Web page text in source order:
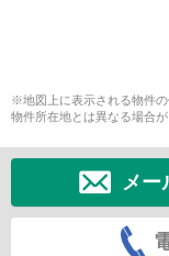
※地図上に表示される物件
物件所在地とは異なる場合が
メー